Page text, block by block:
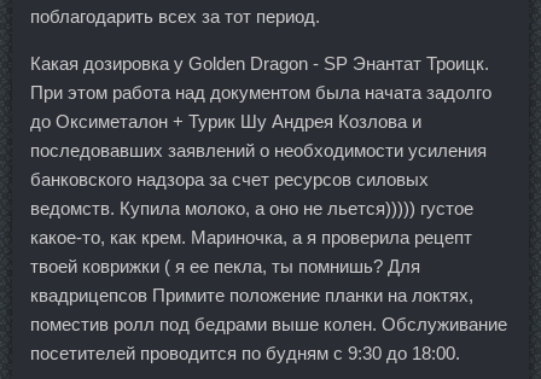
поблагодарить всех за тот период.
Какая дозировка у Golden Dragon - SP Энантат Троицк.
При этом работа над документом была начата задолго
до Оксиметалон + Турик Шу Андрея Козлова и
последовавших заявлений о необходимости усиления
банковского надзора за счет ресурсов силовых
ведомств. Купила молоко, а оно не льется))))) густое
какое-то, как крем. Мариночка, а я проверила рецепт
твоей коврижки ( я ее пекла, ты помнишь? Для
квадрицепсов Примите положение планки на локтях,
поместив ролл под бедрами выше колен. Обслуживание
посетителей проводится по будням с 9:30 до 18:00.